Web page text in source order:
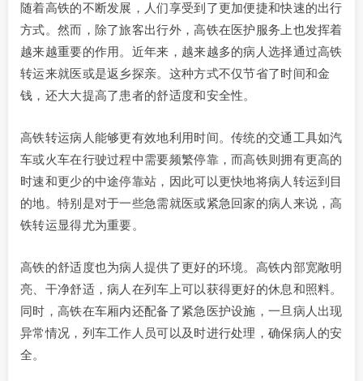
随着高铁的不断发展，人们享受到了更加便捷和快速的出行
方式。然而，除了旅客出行外，高铁在医护服务上也发挥着
越来越重要的作用。近年来，越来越多的病人选择通过高铁
转运来就医或是返乡探亲。这种方式不仅节省了时间和金
钱，还大大提高了患者的舒适度和安全性。
高铁转运病人能够更有效地利用时间。传统的交通工具如汽
车或火车在行驶过程中需要频繁停靠，而高铁则拥有更高的
时速和更少的中途停靠站，因此可以更快地将病人转运到目
的地。特别是对于一些急需就医或紧急回家的病人来说，高
铁转运显得尤为重要。
高铁的舒适度也为病人提供了更好的环境。高铁内部宽敞明
亮、干净舒适，病人在列车上可以获得更好的休息和照料。
同时，高铁在车厢内还配备了紧急医护设施，一旦病人出现
异常情况，列车工作人员可以及时进行处理，确保病人的安
全。